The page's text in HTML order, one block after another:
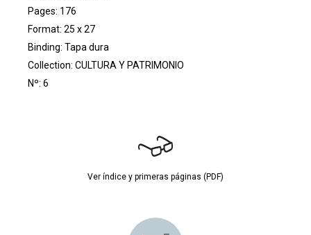
Pages: 176
Format: 25 x 27
Binding: Tapa dura
Collection: CULTURA Y PATRIMONIO
Nº: 6
Ver índice y primeras páginas (PDF)